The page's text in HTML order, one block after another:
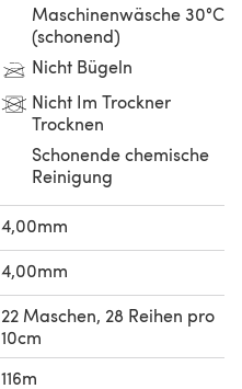
Maschinenwäsche 30°C
(schonend)
Nicht Bügeln
Nicht Im Trockner
Trocknen
Schonende chemische
Reinigung
4,00mm
4,00mm
22 Maschen, 28 Reihen pro
10cm
116m